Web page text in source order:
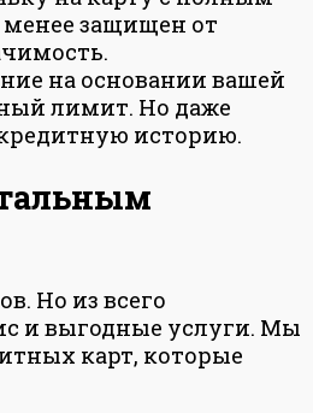
менее защищен от
на основании вашей
лимит. Но даже
историю.
Но из всего
и выгодные услуги. Мы
карт, которые